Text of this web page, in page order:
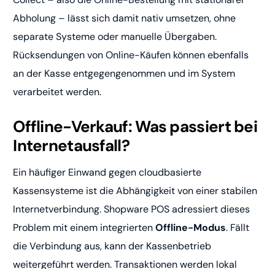
Abholung – lässt sich damit nativ umsetzen, ohne
separate Systeme oder manuelle Übergaben.
Rücksendungen von Online-Käufen können ebenfalls
an der Kasse entgegengenommen und im System
verarbeitet werden.
Offline-Verkauf: Was passiert bei
Internetausfall?
Ein häufiger Einwand gegen cloudbasierte
Kassensysteme ist die Abhängigkeit von einer stabilen
Internetverbindung. Shopware POS adressiert dieses
Problem mit einem integriertenOffline-Modus. Fällt
die Verbindung aus, kann der Kassenbetrieb
weitergeführt werden. Transaktionen werden lokal